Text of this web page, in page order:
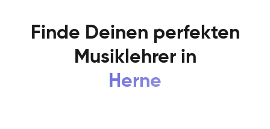
Finde Deinen perfekten
Musiklehrer in
Herne